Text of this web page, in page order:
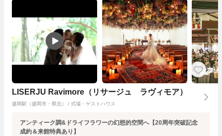
LISERJU Ravimore（リサージュ ラヴィモア）
盛岡駅（盛岡市・県北） / 式場・ゲストハウス
アンティーク調&ドライフラワーの幻想的空間へ【20周年突破記念
成約＆来館特典あり】